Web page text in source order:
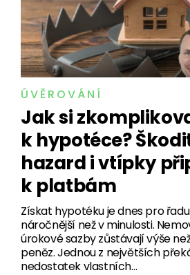
ÚVĚROVÁNÍ
Jak si
k hypotéce?
hazard i vtípky
k platbám
Získat hypotéku je dnes pro
náročnější než v minulosti.
úrokové sazby zůstávají výše
peněz. Jednou z největších
nedostatek vlastních…